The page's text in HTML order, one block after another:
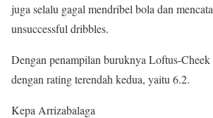
juga selalu gagal mendribel bola dan
unsuccessful dribbles.
Dengan penampilan buruknya Loftus-Cheek
dengan rating terendah kedua, yaitu 6.2.
Kepa Arrizabalaga